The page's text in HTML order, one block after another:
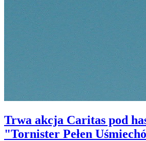
Trwa akcja Caritas pod
"Tornister Pełen